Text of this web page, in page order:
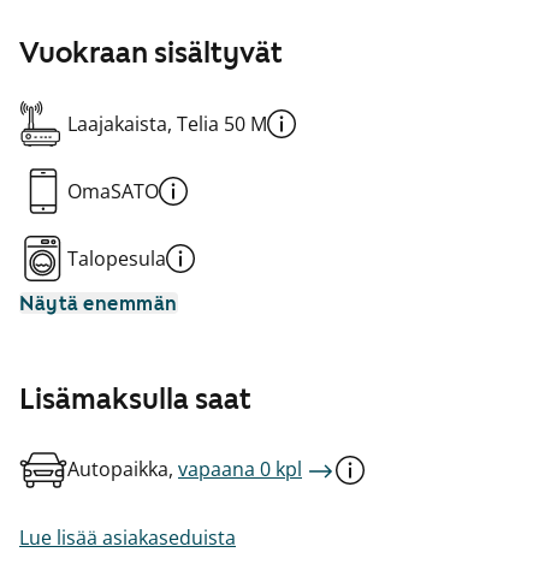
Vuokraan sisältyvät
Laajakaista, Telia 50 M
OmaSATO
Talopesula
Näytä enemmän
Lisämaksulla saat
Autopaikka, vapaana 0 kpl
Lue lisää asiakaseduista